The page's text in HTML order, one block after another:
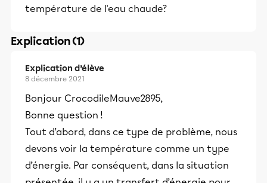
température de l'eau chaude?
Explication (1)
Explication d’élève
8 décembre 2021
Bonjour CrocodileMauve2895,
Bonne question !
Tout d’abord, dans ce type de problème, nous
devons voir la température comme un type
d’énergie. Par conséquent, dans la situation